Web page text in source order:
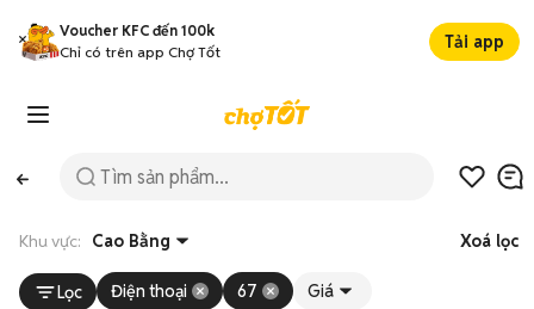
Voucher KFC đến 100k
Chỉ có trên app Chợ Tốt
Tải app
Khu vực: Cao Bằng Xoá lọc
Lọc Điện thoại 67 Giá